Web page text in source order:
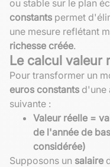
ou stable sur le plan
constants permet
une mesure reflétant
richesse créée.
Le calcul valeur
Pour transformer un
euros constants d'une
suivante :
Valeur réelle =
de l'année de
considérée)
Supposons un salaire